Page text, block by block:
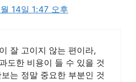
14일 1:47 오후
잘 고이지 않는 편이라,
도한 비용이 들 수 있을 것
는 정말 중요한 부분인 것